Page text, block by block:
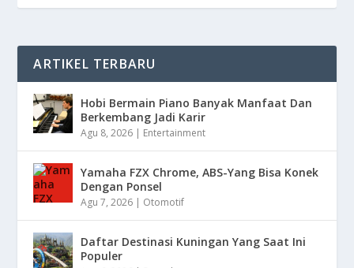
ARTIKEL TERBARU
Hobi Bermain Piano Banyak Manfaat Dan
Berkembang Jadi Karir
Agu 8, 2026 | Entertainment
Yamaha FZX Chrome, ABS-Yang Bisa Konek
Dengan Ponsel
Agu 7, 2026 | Otomotif
Daftar Destinasi Kuningan Yang Saat Ini
Populer